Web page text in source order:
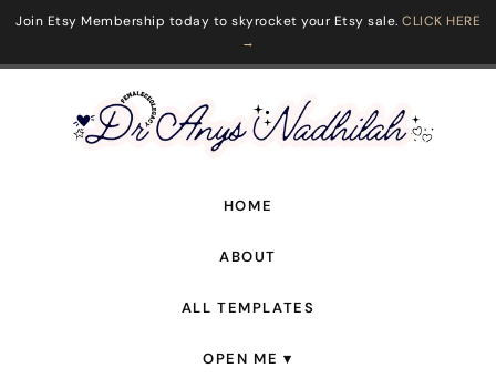
Join Etsy Membership today to skyrocket your Etsy sale. CLICK HERE
→
HOME
ABOUT
ALL TEMPLATES
OPEN ME